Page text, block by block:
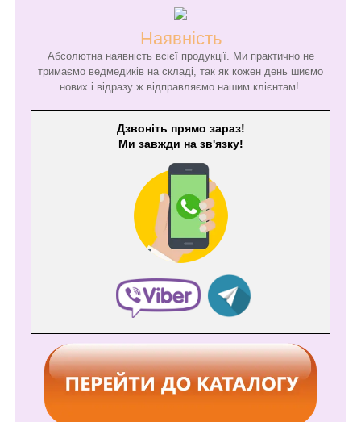
Наявність
Абсолютна наявність всієї продукції. Ми практично не
тримаємо ведмедиків на складі, так як кожен день шиємо
нових і відразу ж відправляємо нашим клієнтам!
Дзвоніть прямо зараз!
Ми завжди на зв'язку!